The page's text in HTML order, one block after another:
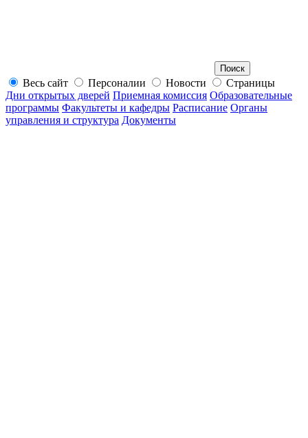
Весь сайт Персоналии Новости
Страницы
Дни открытых дверей Приемная комиссия Образовательные
программы Факультеты и кафедры Расписание Органы
управления и структура Документы